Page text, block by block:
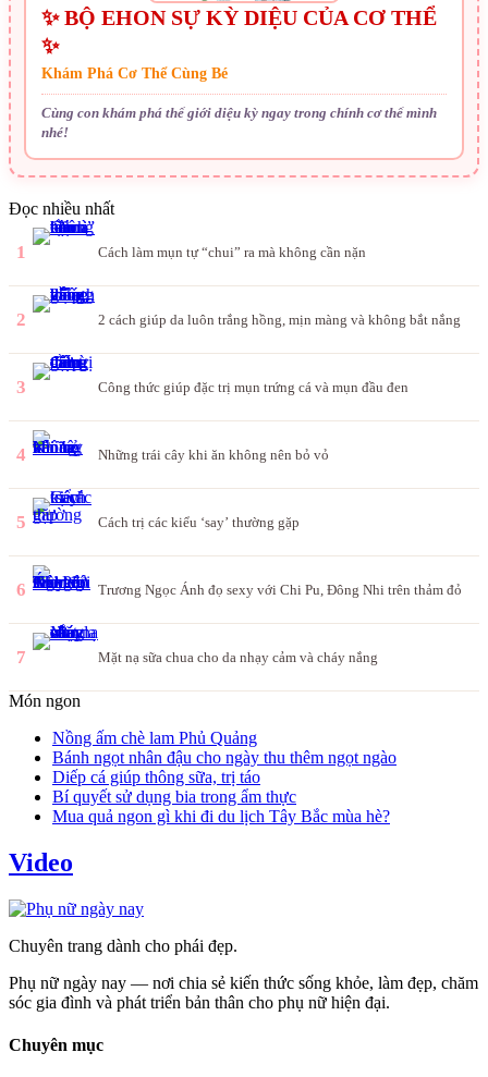
✨ BỘ EHON SỰ KỲ DIỆU CỦA CƠ THỂ
✨
Khám Phá Cơ Thể Cùng Bé
Cùng con khám phá thế giới diệu kỳ ngay trong chính cơ thể mình
nhé!
Đọc nhiều nhất
1 Cách làm mụn tự “chui” ra mà không cần nặn
2 2 cách giúp da luôn trắng hồng, mịn màng và không bắt nắng
3 Công thức giúp đặc trị mụn trứng cá và mụn đầu đen
4 Những trái cây khi ăn không nên bỏ vỏ
5 Cách trị các kiểu ‘say’ thường gặp
6 Trương Ngọc Ánh đọ sexy với Chi Pu, Đông Nhi trên thảm đỏ
7 Mặt nạ sữa chua cho da nhạy cảm và cháy nắng
Món ngon
Nồng ấm chè lam Phủ Quảng
Bánh ngọt nhân đậu cho ngày thu thêm ngọt ngào
Diếp cá giúp thông sữa, trị táo
Bí quyết sử dụng bia trong ẩm thực
Mua quả ngon gì khi đi du lịch Tây Bắc mùa hè?
Video
Chuyên trang dành cho phái đẹp.
Phụ nữ ngày nay — nơi chia sẻ kiến thức sống khỏe, làm đẹp, chăm
sóc gia đình và phát triển bản thân cho phụ nữ hiện đại.
Chuyên mục